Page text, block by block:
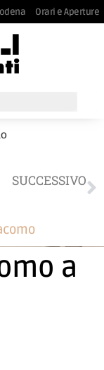
Orari e Aperture
SUCCESSIVO
a